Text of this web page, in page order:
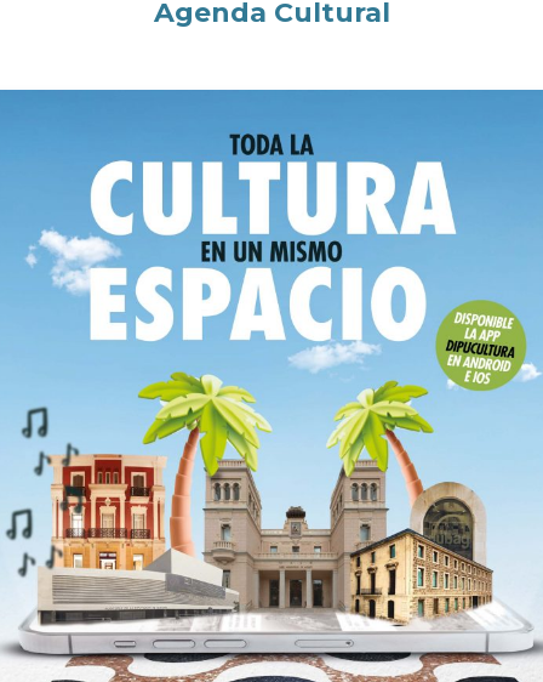
Agenda Cultural